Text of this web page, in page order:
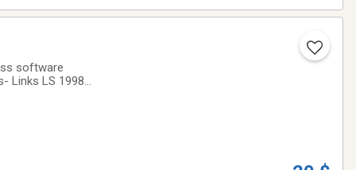
software
Links LS 1998